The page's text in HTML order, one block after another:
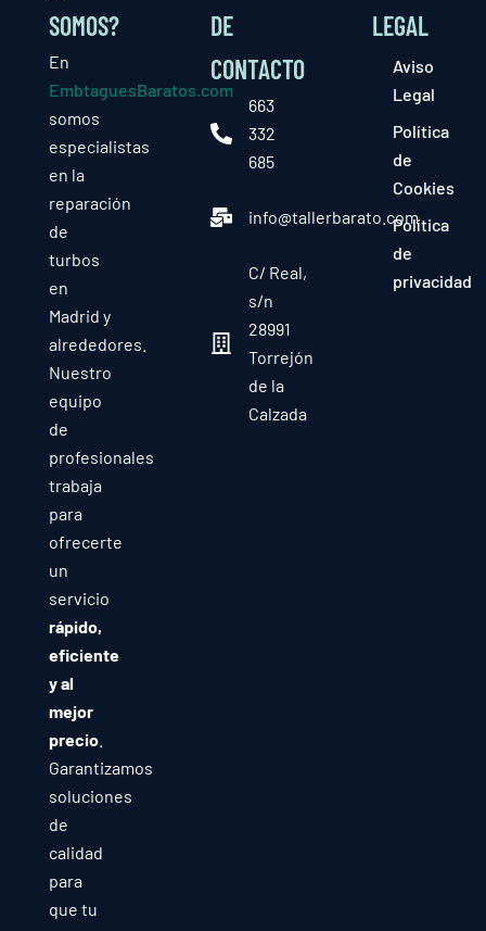
SOMOS?
En
EmbtaguesBaratos.com
somos
especialistas
en la
reparación
de
turbos
en
Madrid y
alrededores.
Nuestro
equipo
de
profesionales
trabaja
para
ofrecerte
un
servicio
rápido,
eficiente
y al
mejor
precio.
Garantizamos
soluciones
de
calidad
para
que tu
DE
CONTACTO
663
332
685
info@tallerbarato.com
C/ Real,
s/n
28991
Torrejón
de la
Calzada
LEGAL
Aviso
Legal
Política
de
Cookies
Política
de
privacidad